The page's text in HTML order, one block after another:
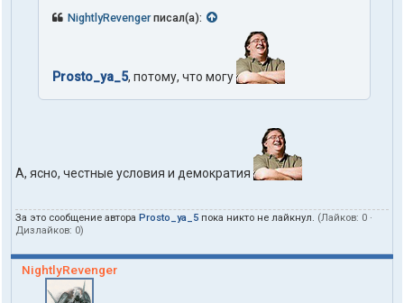
NightlyRevengerписал(а):
Prosto_ya_5, потому, что могу
А, ясно, честные условия и демократия
За это сообщение автора Prosto_ya_5 пока никто не лайкнул. (Лайков: 0 ·
Дизлайков: 0)
NightlyRevenger